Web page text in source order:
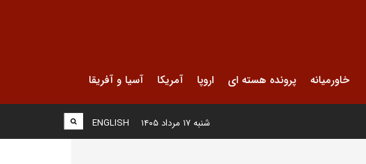
خاورمیانه پرونده هسته ای اروپا آمریکا آسیا و آفریقا
ENGLISH شنبه ۱۷ مرداد ۱۴۰۵